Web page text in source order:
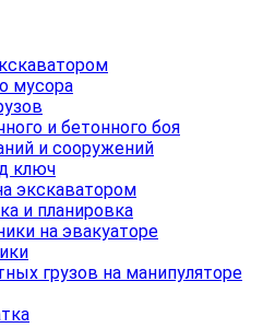
мусора
и бетонного боя
и сооружений
ключ
экскаватором
и планировка
на эвакуаторе
грузов на манипуляторе